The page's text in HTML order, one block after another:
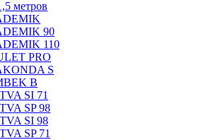
метров
90
110
PRO
S
B
SI 71
SP 98
SI 98
SP 71